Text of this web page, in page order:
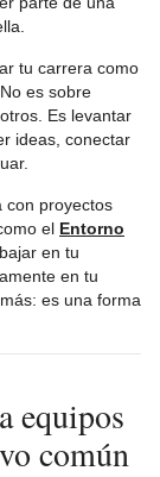
tu carrera como
es sobre
Es levantar
ideas, conectar
con proyectos
el Entorno
en tu
en tu
es una forma
equipos
común